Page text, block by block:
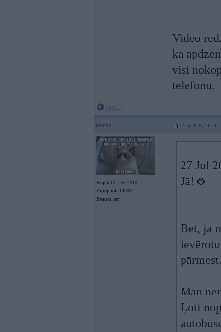
Video
ka
visi
telefonu.
kexxx 27. Jul 2025, 11:24
Kopš: 12. Dec 2010
Ziņojumi: 14309
Braucu ar:
27 Jul
Jā!
Bet, ja
pārmest.
Man
Ļoti